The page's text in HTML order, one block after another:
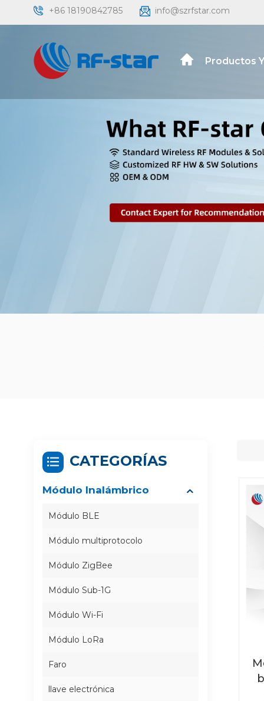
+86 18190842785 info@szrfstar.com
Productos
CATEGORÍAS
Módulo Inalámbrico
Módulo BLE
Módulo multiprotocolo
Módulo ZigBee
Módulo Sub-1G
Módulo Wi-Fi
Módulo LoRa
Faro
llave electrónica